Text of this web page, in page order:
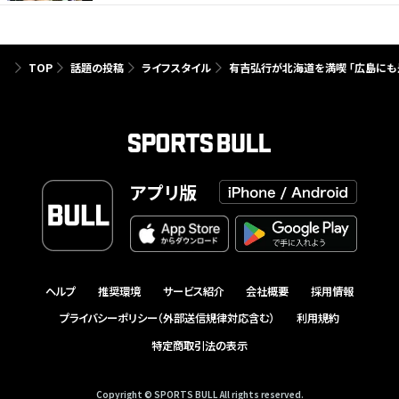
TOP 話題の投稿 ライフスタイル 有吉弘行が北海道を満喫 「広島にも
アプリ版
ヘルプ 推奨環境 サービス紹介 会社概要
採用情報
プライバシーポリシー（外部送信規律対応含む）
利用規約
特定商取引法の表示
Copyright © SPORTS BULL All rights reserved.